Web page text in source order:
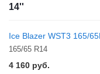
14''
Ice Blazer WST3 165/
165/65 R14
4 160 руб.